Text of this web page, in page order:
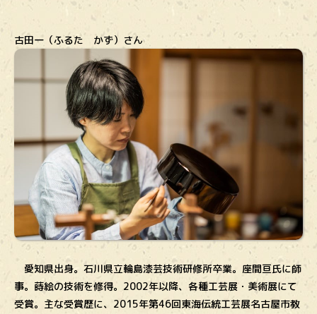
古田一（ふるた かず）さん
愛知県出身。石川県立輪島漆芸技術研修所卒業。座間亘氏に師
事。蒔絵の技術を修得。2002年以降、各種工芸展・美術展にて
受賞。主な受賞歴に、2015年第46回東海伝統工芸展名古屋市教